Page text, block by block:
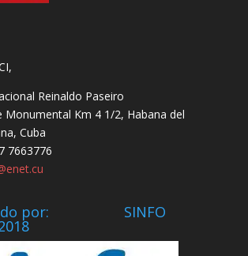
Reinaldo Paseiro
Monumental Km 4 1/2, Habana del
Cuba
7663776
por: SINFO